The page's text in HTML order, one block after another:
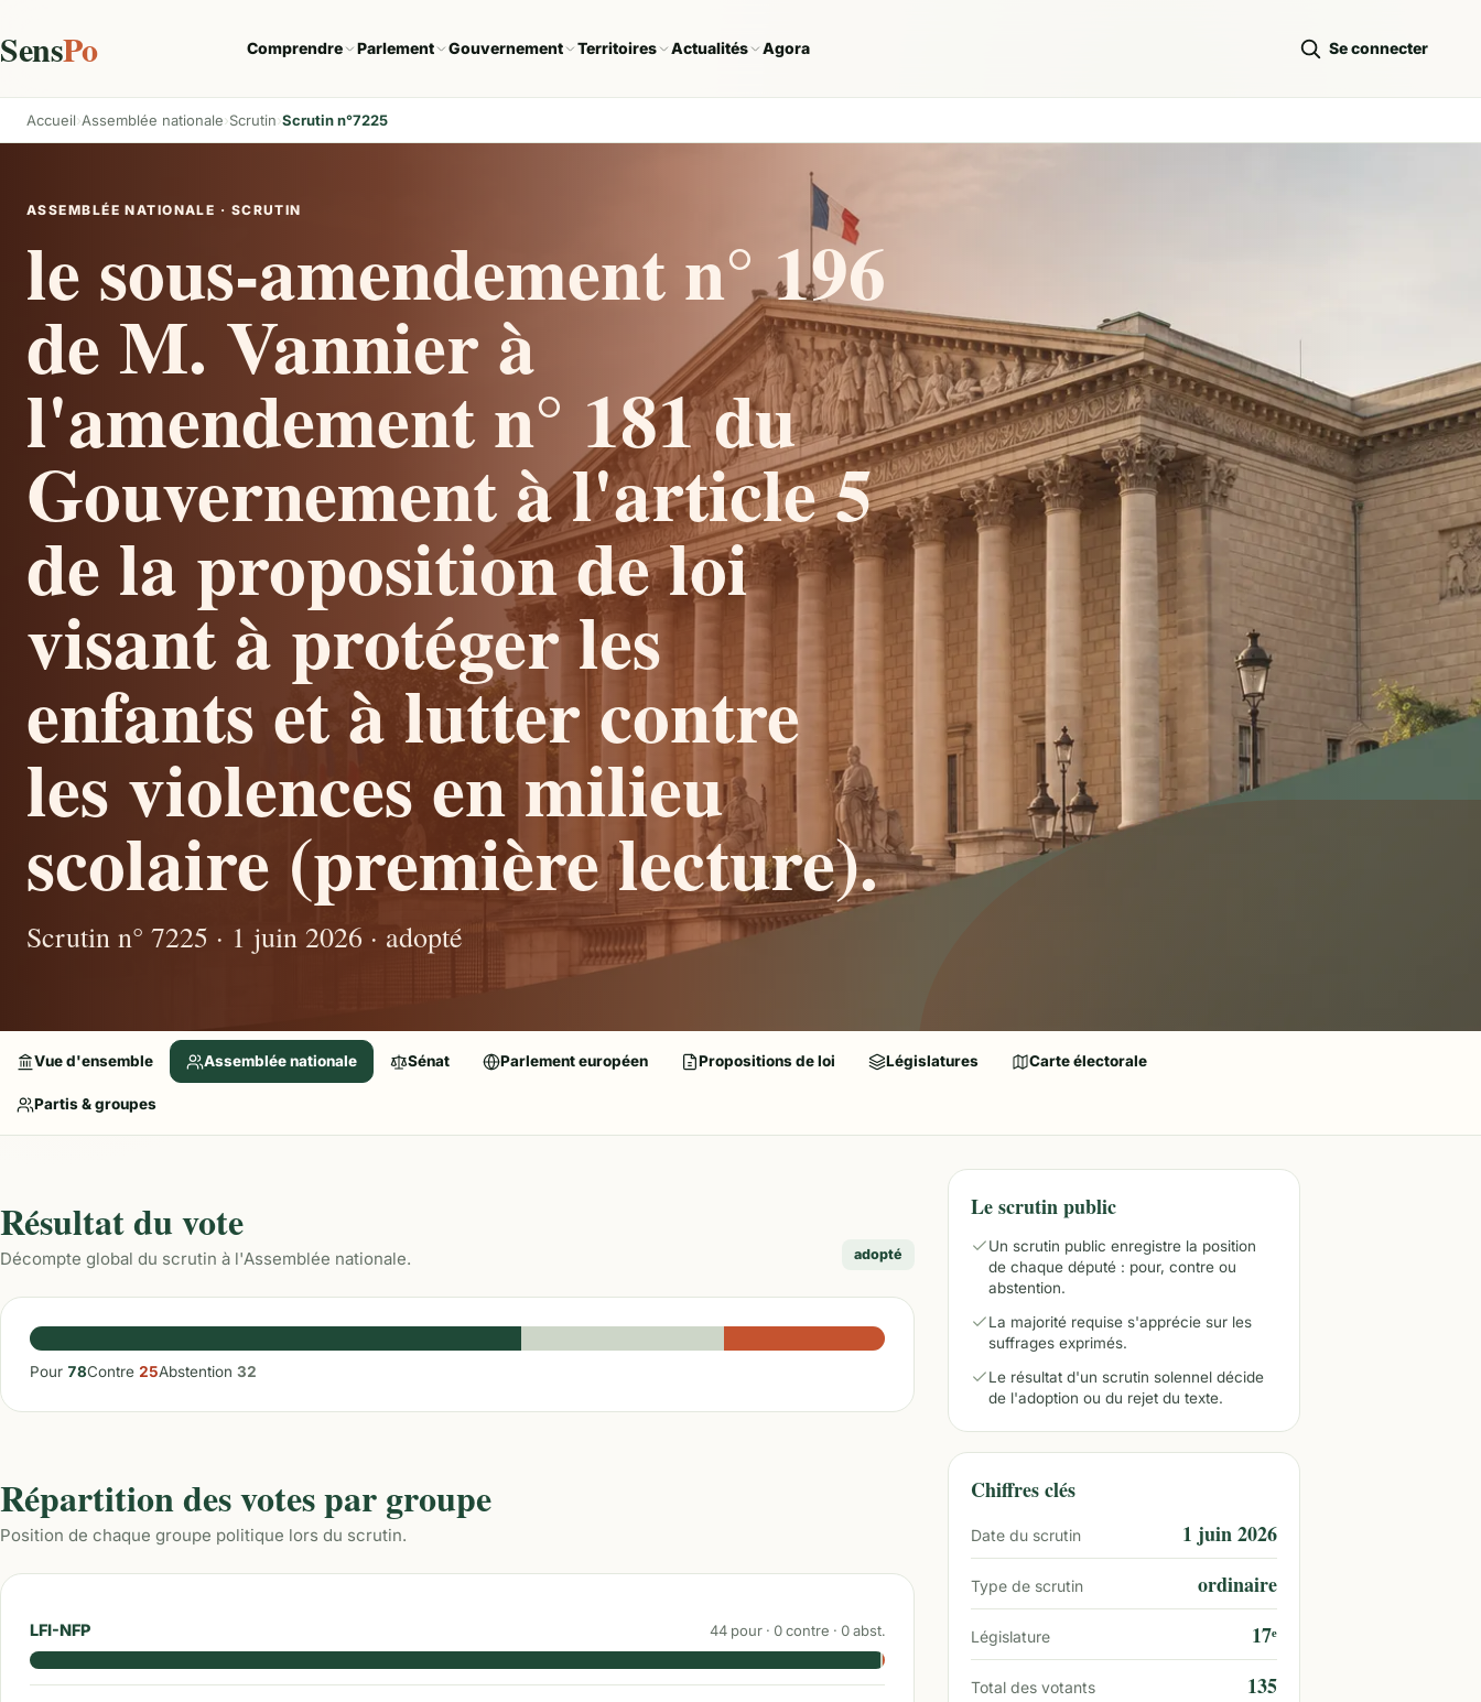
SensPo Comprendre Parlement Gouvernement Territoires Actualités Agora Se connecter
Accueil Assemblée nationale Scrutin Scrutin n°7225
ASSEMBLÉE NATIONALE · SCRUTIN
le sous-amendement n° 196
de M. Vannier à
l'amendement n° 181 du
Gouvernement à l'article 5
de la proposition de loi
visant à protéger les
enfants et à lutter contre
les violences en milieu
scolaire (première lecture).
Scrutin n° 7225 · 1 juin 2026 · adopté
Vue d'ensemble Assemblée nationale Sénat Parlement européen Propositions de loi Législatures Carte électorale
Partis & groupes
Résultat du vote
Décompte global du scrutin à l'Assemblée nationale. adopté
Pour 78Contre 25Abstention 32
Répartition des votes par groupe
Position de chaque groupe politique lors du scrutin.
LFI-NFP 44 pour · 0contre · 0abst.
Le scrutin public
Un scrutin public enregistre la position
de chaque député : pour, contre ou
abstention.
La majorité requise s'apprécie sur les
suffrages exprimés.
Le résultat d'un scrutin solennel décide
de l'adoption ou du rejet du texte.
Chiffres clés
Date du scrutin 1 juin 2026
Type de scrutin ordinaire
Législature 17ᵉ
Total des votants 135